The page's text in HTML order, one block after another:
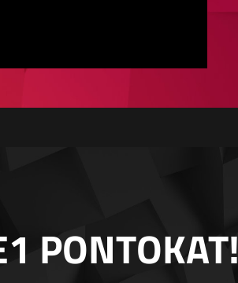
PONTOKAT!